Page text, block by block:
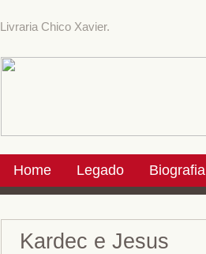
Livraria Chico Xavier.
Home Legado Biografia
Kardec e Jesus